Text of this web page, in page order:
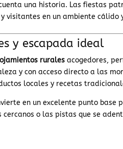
una historia. Las fiestas
visitantes en un ambiente cálido
y escapada ideal
rurales acogedores,
y con acceso directo a las
locales y recetas
en un excelente punto
o las pistas que se